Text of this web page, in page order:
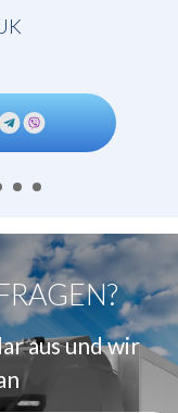
aus und wir